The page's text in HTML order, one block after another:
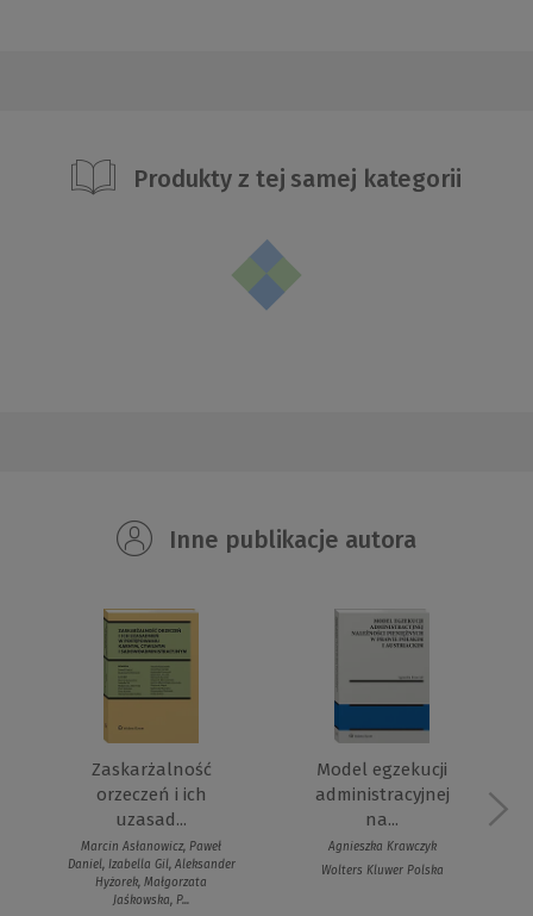
Produkty z tej samej kategorii
Inne publikacje autora
Zaskarżalność
orzeczeń i ich
uzasad...
Marcin Asłanowicz, Paweł
Daniel, Izabella Gil, Aleksander
Hyżorek, Małgorzata
Jaśkowska, P...
Model egzekucji
administracyjnej
na...
Agnieszka Krawczyk
Wolters Kluwer Polska